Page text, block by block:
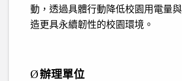
動，透過具體行動降低校園用電量
造更具永續韌性的校園環境。
Ø辦理單位